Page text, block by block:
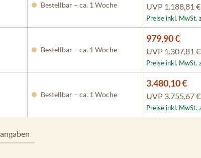
Bestellbar – ca. 1 Woche UVP 1.188,81 €
Preise inkl. MwSt.
Bestellbar – ca. 1 Woche
979,90 €
UVP 1.307,81 €
Preise inkl. MwSt.
Bestellbar – ca. 1 Woche
3.480,10 €
UVP 3.755,67 €
Preise inkl. MwSt.